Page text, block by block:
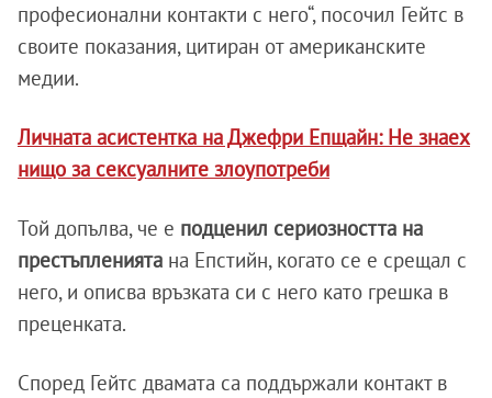
професионални контакти с него“, посочил Гейтс в
своите показания, цитиран от американските
медии.
Личната асистентка на Джефри Епщайн: Не знаех
нищо за сексуалните злоупотреби
Той допълва, че е подценил сериозността на
престъпленията на Епстийн, когато се е срещал с
него, и описва връзката си с него като грешка в
преценката.
Според Гейтс двамата са поддържали контакт в